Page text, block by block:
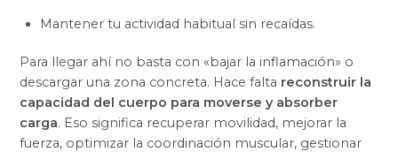
Mantener tu actividad habitual sin recaídas.
Para llegar ahí no basta con «bajar la inflamación» o
descargar una zona concreta. Hace falta reconstruir la
capacidad del cuerpo para moverse y absorber
carga. Eso significa recuperar movilidad, mejorar la
fuerza, optimizar la coordinación muscular, gestionar